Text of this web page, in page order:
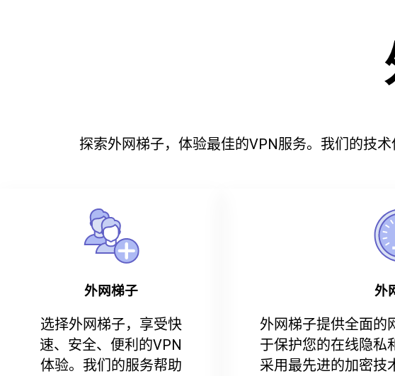
探索外网梯子，体验最佳的VPN服务。我们的技
外网梯子
选择外网梯子，享受快
速、安全、便利的VPN
体验。我们的服务帮助
外
外网梯子提供全面的
于保护您的在线隐私
采用最先进的加密技